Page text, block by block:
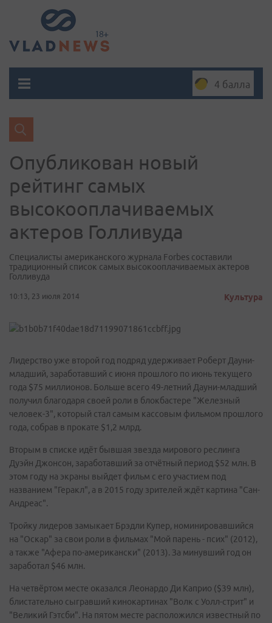
4 балла
Опубликован новый
рейтинг самых
высокооплачиваемых
актеров Голливуда
Специалисты американского журнала Forbes составили
традиционный список самых высокооплачиваемых актеров
Голливуда
10:13, 23 июля 2014 Культура
Лидерство уже второй год подряд удерживает Роберт Дауни-
младший, заработавший с июня прошлого по июнь текущего
года $75 миллионов. Больше всего 49-летний Дауни-младший
получил благодаря своей роли в блокбастере "Железный
человек-3", который стал самым кассовым фильмом прошлого
года, собрав в прокате $1,2 млрд.
Вторым в списке идёт бывшая звезда мирового реслинга
Дуэйн Джонсон, заработавший за отчётный период $52 млн. В
этом году на экраны выйдет фильм с его участием под
названием "Геракл", а в 2015 году зрителей ждёт картина "Сан-
Андреас".
Тройку лидеров замыкает Брэдли Купер, номинировавшийся
на "Оскар" за свои роли в фильмах "Мой парень - псих" (2012),
а также "Афера по-американски" (2013). За минувший год он
заработал $46 млн.
На четвёртом месте оказался Леонардо Ди Каприо ($39 млн),
блистательно сыгравший кинокартинах "Волк с Уолл-стрит" и
"Великий Гэтсби". На пятом месте расположился известный по